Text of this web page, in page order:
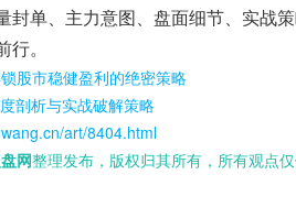
封单、主力意图、盘面细节、实战
。
股市稳健盈利的绝密策略
剖析与实战破解策略
art/8404.html
网整理发布，版权归其所有，所有观点